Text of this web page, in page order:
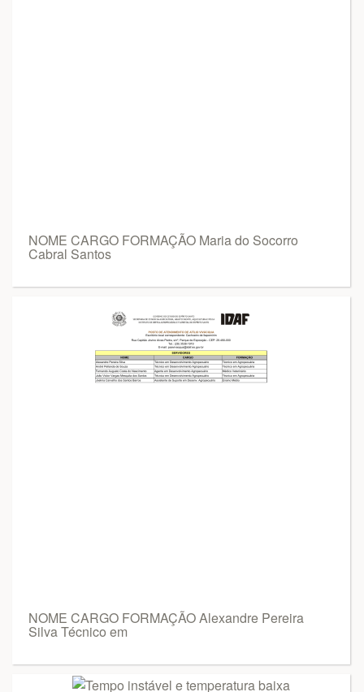
NOME CARGO FORMAÇÃO Maria do Socorro
Cabral Santos
NOME CARGO FORMAÇÃO Alexandre Pereira
Silva Técnico em